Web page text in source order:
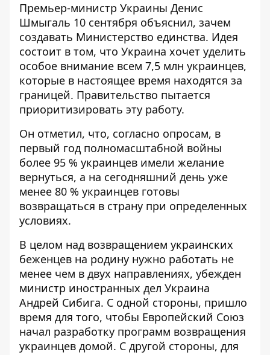
Премьер-министр Украины Денис
Шмыгаль 10 сентября объяснил, зачем
создавать Министерство единства. Идея
состоит в том, что Украина хочет уделить
особое внимание всем 7,5 млн украинцев,
которые в настоящее время находятся за
границей. Правительство пытается
приоритизировать эту работу.
Он отметил, что, согласно опросам, в
первый год полномасштабной войны
более 95 % украинцев имели желание
вернуться, а на сегодняшний день уже
менее 80 % украинцев готовы
возвращаться в страну при определенных
условиях.
В целом над возвращением украинских
беженцев на родину нужно работать не
менее чем в двух направлениях, убежден
министр иностранных дел Украина
Андрей Сибига. С одной стороны, пришло
время для того, чтобы Европейский Союз
начал разработку программ возвращения
украинцев домой. С другой стороны, для